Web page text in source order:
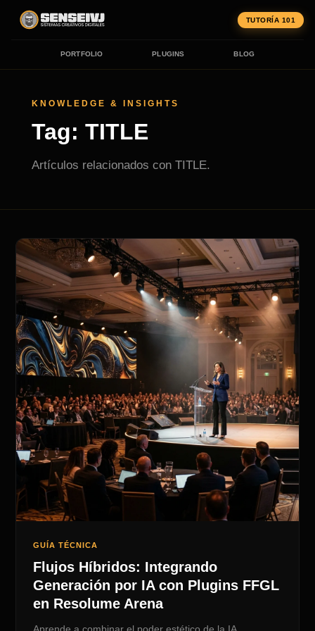
TUTORÍA 101
PORTFOLIO PLUGINS BLOG
KNOWLEDGE & INSIGHTS
Tag: TITLE
Artículos relacionados con TITLE.
GUÍA TÉCNICA
Flujos Híbridos: Integrando
Generación por IA con Plugins FFGL
en Resolume Arena